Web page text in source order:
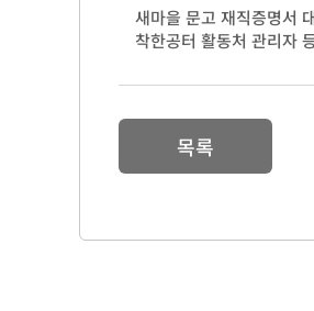
새마을 문고 재직증명서
착한공터 활동처 관리자
목록